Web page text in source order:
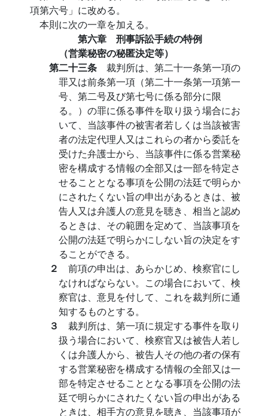
項第六号」に改める。
本則に次の一章を加える。
第六章 刑事訴訟手続の特例
（営業秘密の秘匿決定等）
第二十三条 裁判所は、第二十一条第一項の
罪又は前条第一項（第二十一条第一項第一
号、第二号及び第七号に係る部分に限
る。）の罪に係る事件を取り扱う場合にお
いて、当該事件の被害者若しくは当該被害
者の法定代理人又はこれらの者から委託を
受けた弁護士から、当該事件に係る営業秘
密を構成する情報の全部又は一部を特定さ
せることとなる事項を公開の法廷で明らか
にされたくない旨の申出があるときは、被
告人又は弁護人の意見を聴き、相当と認め
るときは、その範囲を定めて、当該事項を
公開の法廷で明らかにしない旨の決定をす
ることができる。
２ 前項の申出は、あらかじめ、検察官にし
なければならない。この場合において、検
察官は、意見を付して、これを裁判所に通
知するものとする。
３ 裁判所は、第一項に規定する事件を取り
扱う場合において、検察官又は被告人若し
くは弁護人から、被告人その他の者の保有
する営業秘密を構成する情報の全部又は一
部を特定させることとなる事項を公開の法
廷で明らかにされたくない旨の申出がある
ときは、相手方の意見を聴き、当該事項が